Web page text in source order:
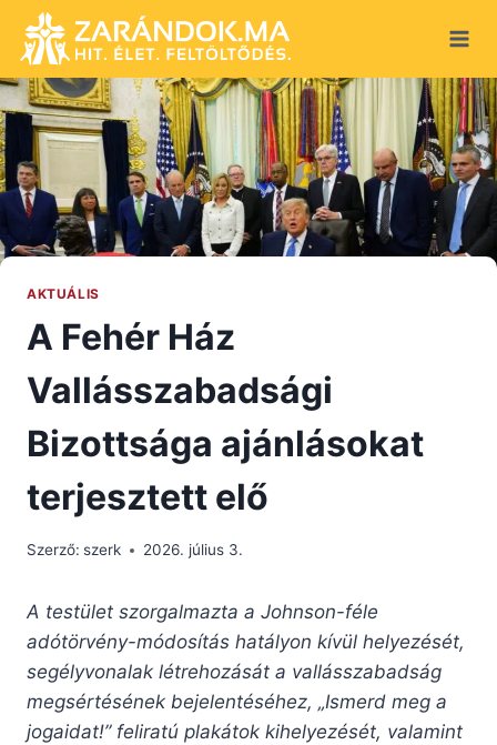
content
AKTUÁLIS
A Fehér Ház
Vallásszabadsági
Bizottsága ajánlásokat
terjesztett elő
Szerző: szerk 2026. július 3.
A testület szorgalmazta a Johnson-féle
adótörvény-módosítás hatályon kívül helyezését,
segélyvonalak létrehozását a vallásszabadság
megsértésének bejelentéséhez, „Ismerd meg a
jogaidat!” feliratú plakátok kihelyezését, valamint